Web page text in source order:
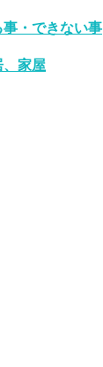
・できない事
家屋